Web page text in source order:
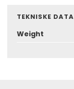
TEKNISKE DATA
Weight